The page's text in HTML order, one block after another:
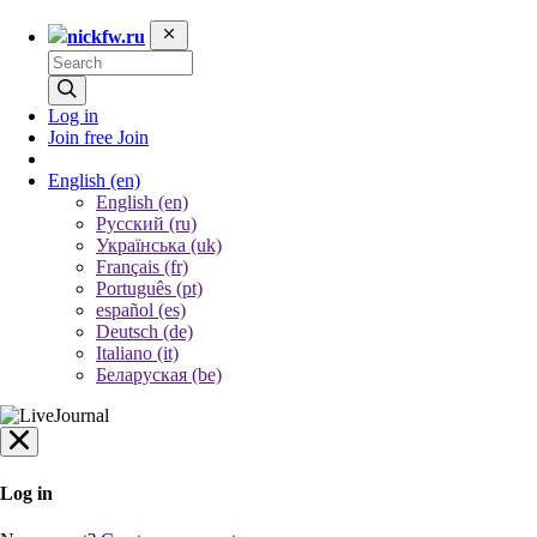
nickfw.ru
Log in
Join free Join
English (en)
English (en)
Русский (ru)
Українська (uk)
Français (fr)
Português (pt)
español (es)
Deutsch (de)
Italiano (it)
Беларуская (be)
Log in